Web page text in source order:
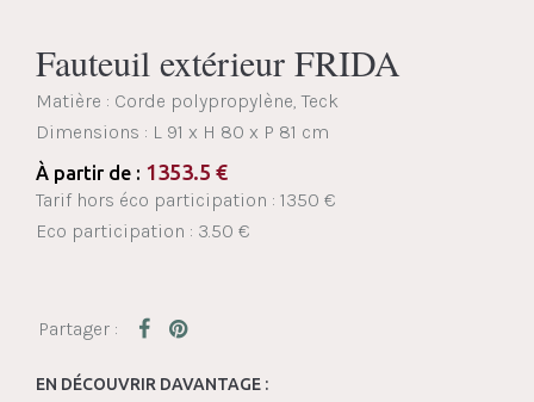
Fauteuil extérieur FRIDA
Matière : Corde polypropylène, Teck
Dimensions : L 91 x H 80 x P 81 cm
À partir de : 1353.5 €
Tarif hors éco participation : 1350 €
Eco participation : 3.50 €
EN DÉCOUVRIR DAVANTAGE :